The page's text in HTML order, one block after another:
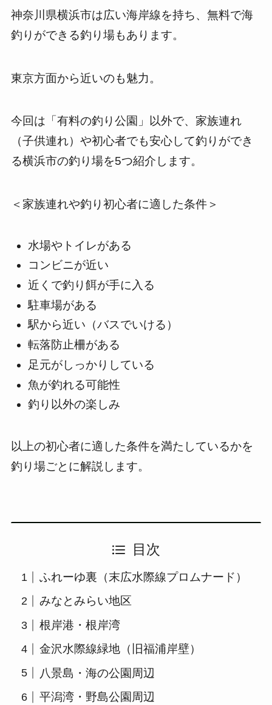
神奈川県横浜市は広い海岸線を持ち、無料で海
釣りができる釣り場もあります。
東京方面から近いのも魅力。
今回は「有料の釣り公園」以外で、家族連れ
（子供連れ）や初心者でも安心して釣りができ
る横浜市の釣り場を5つ紹介します。
＜家族連れや釣り初心者に適した条件＞
水場やトイレがある
コンビニが近い
近くで釣り餌が手に入る
駐車場がある
駅から近い（バスでいける）
転落防止柵がある
足元がしっかりしている
魚が釣れる可能性
釣り以外の楽しみ
以上の初心者に適した条件を満たしているかを
釣り場ごとに解説します。
目次
ふれーゆ裏（末広水際線プロムナード）
みなとみらい地区
根岸港・根岸湾
金沢水際線緑地（旧福浦岸壁）
八景島・海の公園周辺
平潟湾・野島公園周辺